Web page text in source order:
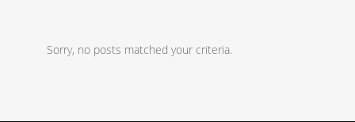
Sorry, no posts matched your criteria.